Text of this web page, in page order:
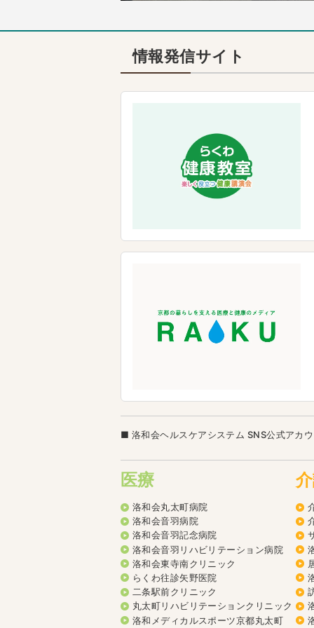
情報発信サイト
洛和会ヘルスケアシステム SNS公式アカ
医療
洛和会丸太町病院
洛和会音羽病院
洛和会音羽記念病院
洛和会音羽リハビリテーション病院
洛和会東寺南クリニック
らくわ往診矢野医院
二条駅前クリニック
丸太町リハビリテーションクリニック
洛和メディカルスポーツ京都丸太町